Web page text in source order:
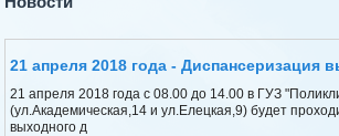
21 апреля 2018 года - Диспансеризация
21 апреля 2018 года с 08.00 до 14.00 в ГУЗ
(ул.Академическая,14 и ул.Елецкая,9) будет
выходного д